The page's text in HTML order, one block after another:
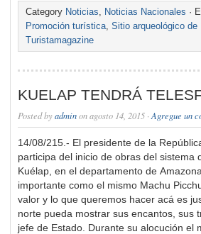
Category Noticias, Noticias Nacionales ·
Promoción turística, Sitio arqueológico de
Turistamagazine
KUELAP TENDRÁ
Posted byadminon agosto 14, 2015 · Agregue un
14/08/215.- El presidente de la
participa del inicio de obras del sistema
Kuélap, en el departamento de
importante como el mismo Machu
valor y lo que queremos hacer acá es
norte pueda mostrar sus encantos, sus
jefe de Estado. Durante su alocución el